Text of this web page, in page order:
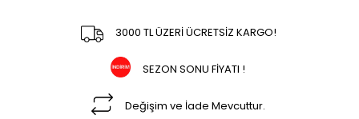
3000 TL ÜZERİ ÜCRETSİZ KARGO!
SEZON SONU FİYATI !
Değişim ve İade Mevcuttur.